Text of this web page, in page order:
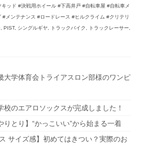
ッド #決戦用ホイール #下高井戸 #自転車屋 #自転車メ
#メンテナンス #ロードレース #ヒルクライム #クリテリ
PIST, シングルギヤ トラックバイク トラックレーサー
大学体育会トライアスロン部様のワンピ
校のエアロソックスが完成しました！
りとり】“かっこいい”から始まる一着
サイズ感】初めてはきつい？実際のお